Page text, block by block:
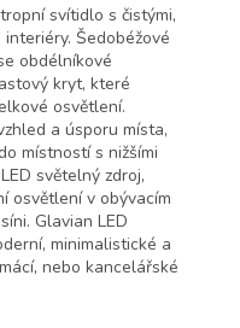
svítidlo s čistými,
Šedobéžové
obdélníkové
kryt, které
osvětlení.
a úsporu místa,
místností s nižšími
světelný zdroj,
osvětlení v obývacím
Glavian LED
minimalistické a
nebo kancelářské